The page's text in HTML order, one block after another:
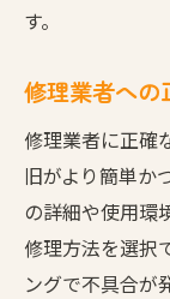
す。
修理業者への
修理業者に正確
旧がより簡単か
の詳細や使用環
修理方法を選択
ングで不具合が